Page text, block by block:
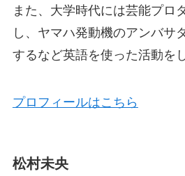
また、大学時代には芸能プロ
し、ヤマハ発動機のアンバサ
するなど英語を使った活動を
プロフィールはこちら
松村未央